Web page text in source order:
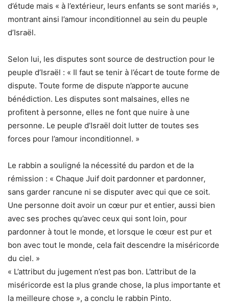
d’étude mais « à l’extérieur, leurs enfants se sont mariés »,
montrant ainsi l’amour inconditionnel au sein du peuple
d’Israël.
Selon lui, les disputes sont source de destruction pour le
peuple d’Israël : « Il faut se tenir à l’écart de toute forme de
dispute. Toute forme de dispute n’apporte aucune
bénédiction. Les disputes sont malsaines, elles ne
profitent à personne, elles ne font que nuire à une
personne. Le peuple d’Israël doit lutter de toutes ses
forces pour l’amour inconditionnel. »
Le rabbin a souligné la nécessité du pardon et de la
rémission : « Chaque Juif doit pardonner et pardonner,
sans garder rancune ni se disputer avec qui que ce soit.
Une personne doit avoir un cœur pur et entier, aussi bien
avec ses proches qu’avec ceux qui sont loin, pour
pardonner à tout le monde, et lorsque le cœur est pur et
bon avec tout le monde, cela fait descendre la miséricorde
du ciel. »
« L’attribut du jugement n’est pas bon. L’attribut de la
miséricorde est la plus grande chose, la plus importante et
la meilleure chose », a conclu le rabbin Pinto.